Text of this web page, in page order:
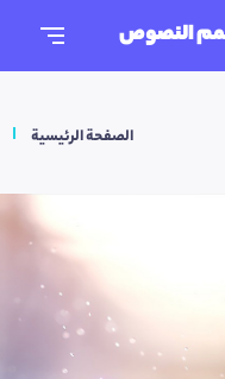
النصوص
الصفحة الرئيسية